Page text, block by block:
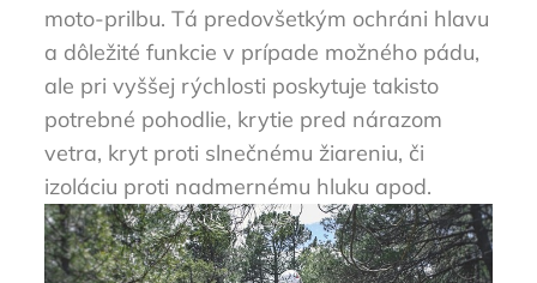
moto-prilbu. Tá predovšetkým ochráni hlavu
a dôležité funkcie v prípade možného pádu,
ale pri vyššej rýchlosti poskytuje takisto
potrebné pohodlie, krytie pred nárazom
vetra, kryt proti slnečnému žiareniu, či
izoláciu proti nadmernému hluku apod.